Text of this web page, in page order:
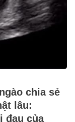
chia sẻ
lâu:
đau của